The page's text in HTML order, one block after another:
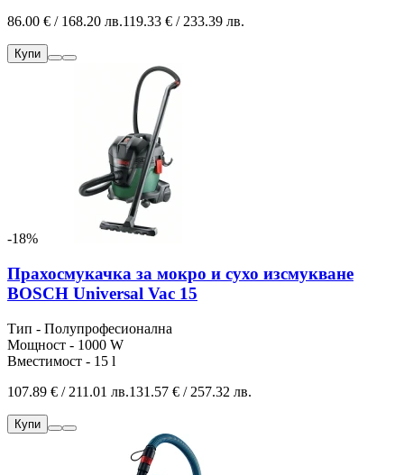
86.00 € / 168.20 лв.119.33 € / 233.39 лв.
Купи
-18%
Прахосмукачка за мокро и сухо изсмукване
BOSCH Universal Vac 15
Тип - Полупрофесионална
Мощност - 1000 W
Вместимост - 15 l
107.89 € / 211.01 лв.131.57 € / 257.32 лв.
Купи